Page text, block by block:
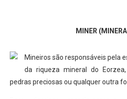
MINER
Mineiros são responsáveis ​​pela
da riqueza mineral do
pedras preciosas ou qualquer outra